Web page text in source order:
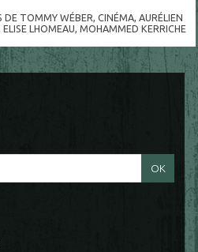
DE TOMMY WÉBER,CINÉMA,AURÉLIEN
ELISE LHOMEAU,MOHAMMED KERRICHE